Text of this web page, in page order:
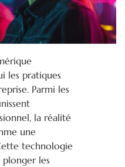
les pratiques
Parmi les
la réalité
une
technologie
les